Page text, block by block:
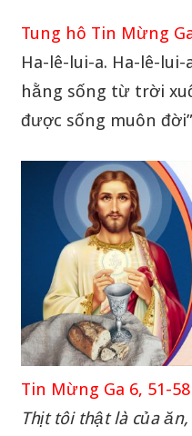
Tung hô Tin Mừng
Ha-lê-lui-a. Ha-lê-lui-
hằng sống từ trời
được sống muôn
Tin Mừng Ga 6, 51-58
Thịt tôi thật là của